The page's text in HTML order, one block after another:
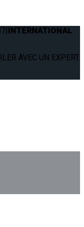
|INTERNATIONAL
AVEC UN EXPERT.